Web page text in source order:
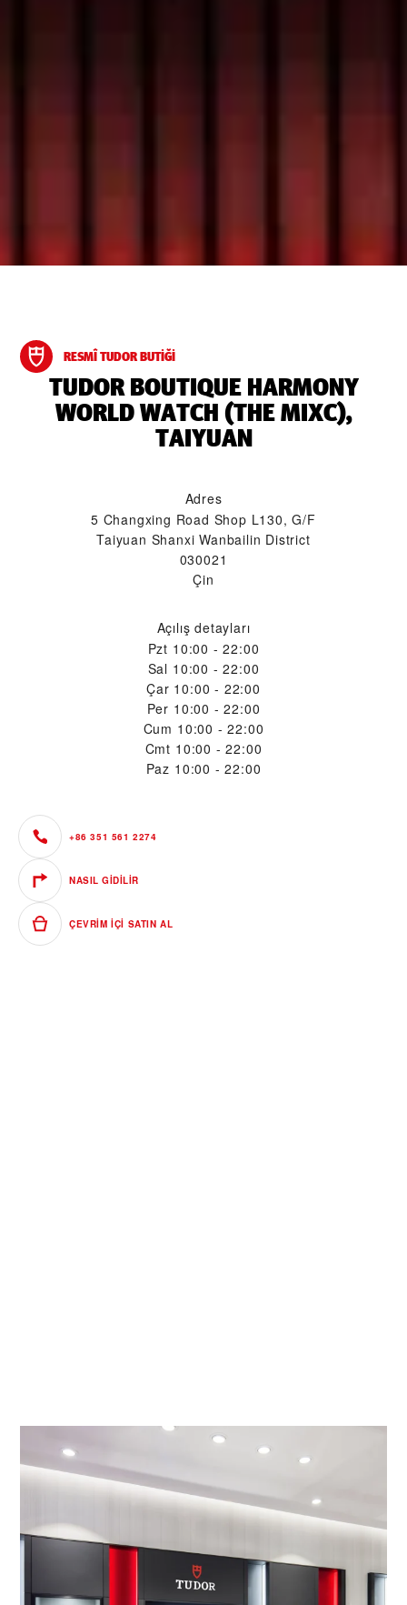
RESMÎ TUDOR BUTIĞI
‭TUDOR BOUTIQUE HARMONY
WORLD WATCH (THE MIXC),
TAIYUAN‬
Adres
5 Changxing Road Shop L130, G/F
Taiyuan Shanxi Wanbailin District
030021
Çin
Açılış detayları
Pzt 10:00 - 22:00
Sal 10:00 - 22:00
Çar 10:00 - 22:00
Per 10:00 - 22:00
Cum 10:00 - 22:00
Cmt 10:00 - 22:00
Paz 10:00 - 22:00
+86 351 561 2274
NASIL GIDILIR
ÇEVRIM IÇI SATIN AL